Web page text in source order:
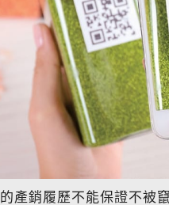
產銷履歷不能保證不被